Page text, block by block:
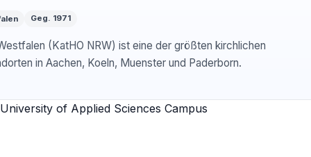
Geg. 1971
(KatHO NRW) ist eine der größten kirchlichen
in Aachen, Koeln, Muenster und Paderborn.